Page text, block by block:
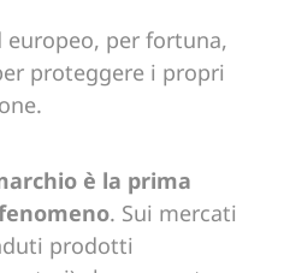
per fortuna,
proteggere i propri
è la prima
. Sui mercati
prodotti